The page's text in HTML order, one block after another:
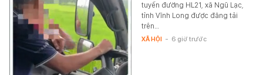
tuyến đường HL21, xã Ngũ Lạc,
tỉnh Vĩnh Long được đăng tải
trên…
XÃ HỘI - 6 giờ trước